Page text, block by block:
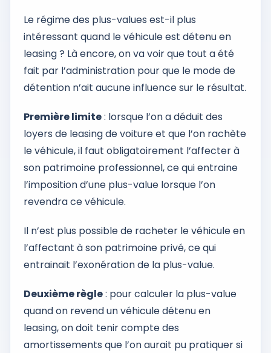
Le régime des plus-values est-il plus
intéressant quand le véhicule est détenu en
leasing ? Là encore, on va voir que tout a été
fait par l’administration pour que le mode de
détention n’ait aucune influence sur le résultat.
Première limite: lorsque l’on a déduit des
loyers de leasing de voiture et que l’on rachète
le véhicule, il faut obligatoirement l’affecter à
son patrimoine professionnel, ce qui entraine
l’imposition d’une plus-value lorsque l’on
revendra ce véhicule.
Il n’est plus possible de racheter le véhicule en
l’affectant à son patrimoine privé, ce qui
entrainait l’exonération de la plus-value.
Deuxième règle: pour calculer la plus-value
quand on revend un véhicule détenu en
leasing, on doit tenir compte des
amortissements que l’on aurait pu pratiquer si